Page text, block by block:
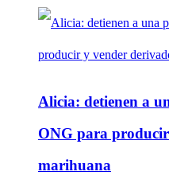
Alicia: detienen a
ONG para
marihuana